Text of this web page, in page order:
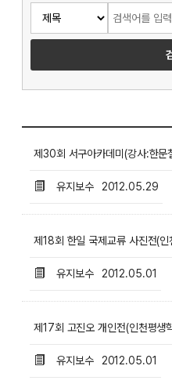
제30회 서구아카데미(강사:한문
유지보수 2012.05.29
제18회 한일 국제교류 사진전(인
유지보수 2012.05.01
제17회 고진오 개인전(인천평생
유지보수 2012.05.01